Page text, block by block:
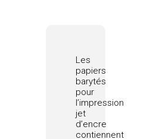
Les
papiers
barytés
pour
l’impression
jet
d’encre
contiennent